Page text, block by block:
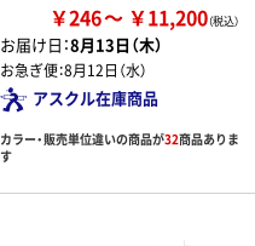
￥246 ￥11,200
お届け日：8月13日（木）
お急ぎ便：8月12日（水）
アスクル在庫商品
カラー・販売単位違いの商品が32商品ありま
す